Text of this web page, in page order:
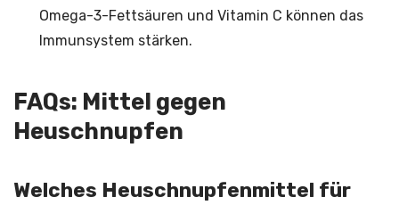
Omega-3-Fettsäuren und Vitamin C können das
Immunsystem stärken.
FAQs: Mittel gegen
Heuschnupfen
Welches Heuschnupfenmittel für